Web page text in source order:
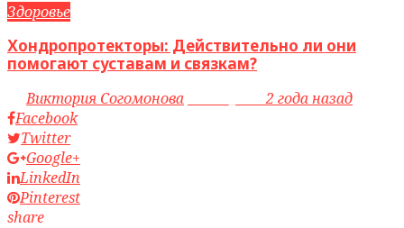
Здоровье
Хондропротекторы: Действительно ли они
помогают суставам и связкам?
byВиктория Согомонова access_time2 года назад
Facebook
Twitter
Google+
LinkedIn
Pinterest
share